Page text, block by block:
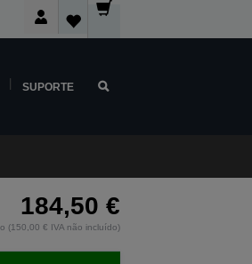
SUPORTE
184,50 €
(150,00 € IVA não incluído)